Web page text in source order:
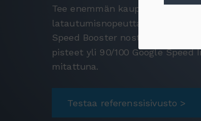
Tee enemmän kauppaa
latautumisnopeutta Speed
Speed Booster nostaa nopeus-
pisteet yli 90/100 Google Speed
mitattuna.
Testaa referenssisivusto >